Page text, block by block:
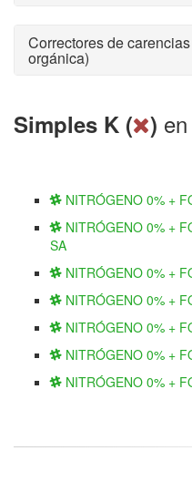
Correctores de
orgánica)
Simples K ( ) en
NITRÓGENO 0% +
NITRÓGENO 0% +
SA
NITRÓGENO 0% +
NITRÓGENO 0% +
NITRÓGENO 0% +
NITRÓGENO 0% +
NITRÓGENO 0% +